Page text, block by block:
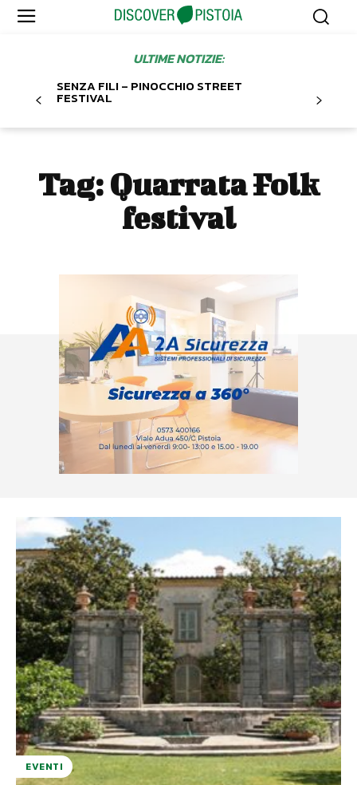
ULTIME NOTIZIE:
SENZA FILI – PINOCCHIO STREET
FESTIVAL
Tag: Quarrata Folk
festival
EVENTI